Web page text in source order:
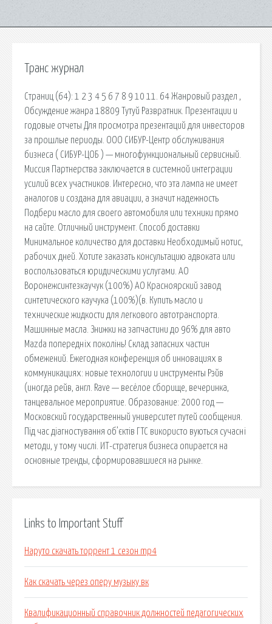
Транс журнал
Страниц (64): 1 2 3 4 5 6 7 8 9 10 11. 64 Жанровый раздел ,
Обсуждение жанра 18809 Тутуй Развратник. Презентации и
годовые отчеты Для просмотра презентаций для инвесторов
за прошлые периоды. ООО СИБУР-Центр обслуживания
бизнеса ( СИБУР-ЦОБ ) — многофункциональный сервисный.
Миссия Партнерства заключается в системной интеграции
усилий всех участников. Интересно, что эта лампа не имеет
аналогов и создана для авиации, а значит надежность
Подбери масло для своего автомобиля или техники прямо
на сайте. Отличный инструмент. Способ доставки
Минимальное количество для доставки Необходимый нотис,
рабочих дней. Хотите заказать консультацию адвоката или
воспользоваться юридическими услугами. АО
Воронежсинтезкаучук (100%) АО Красноярский завод
синтетического каучука (100%)(в. Купить масло и
технические жидкости для легкового автотранспорта.
Машинные масла. Знижки на запчастини до 96% для авто
Mazda попередніх поколінь! Склад запасних частин
обмежений. Ежегодная конференция об инновациях в
коммуникациях: новые технологии и инструменты Рэйв
(иногда рейв, англ. Rave — весёлое сборище, вечеринка,
танцевальное мероприятие. Образование: 2000 год —
Московский государственный университет путей сообщения.
Під час діагностування об’єктів ГТС використо вуються сучасні
методи, у тому числі. ИТ-стратегия бизнеса опирается на
основные тренды, сформировавшиеся на рынке.
Links to Important Stuff
Наруто скачать торрент 1 сезон mp4
Как скачать через оперу музыку вк
Квалификационный справочник должностей педагогических